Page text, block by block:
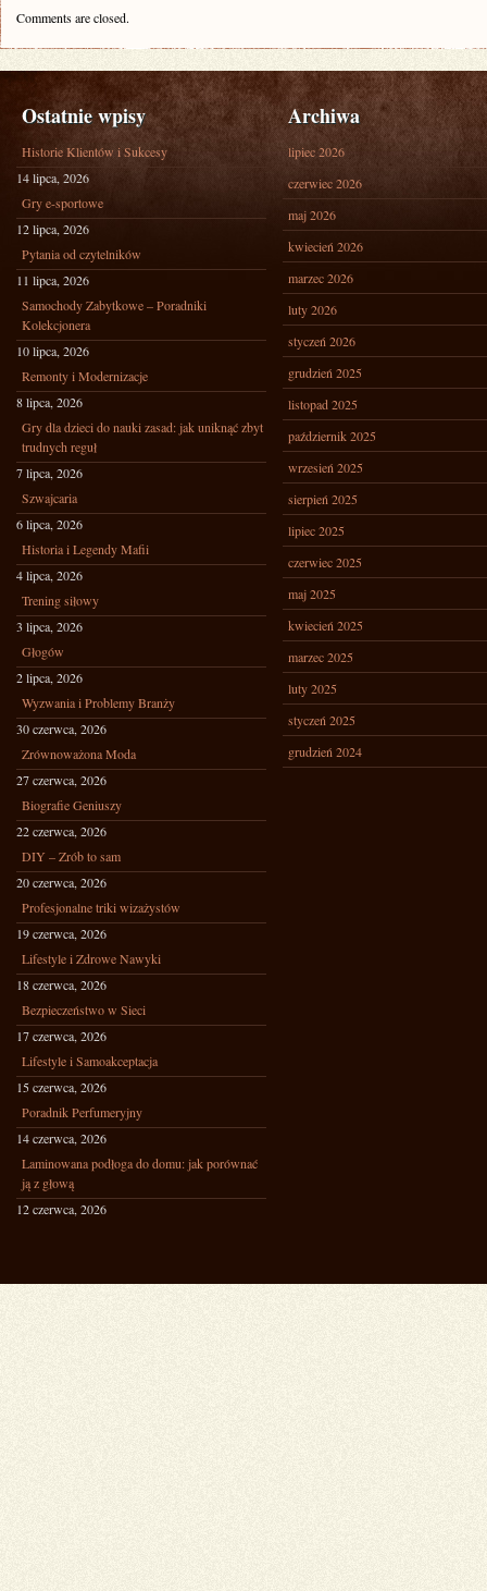
Comments are closed.
Ostatnie wpisy
Historie Klientów i Sukcesy
14 lipca, 2026
Gry e-sportowe
12 lipca, 2026
Pytania od czytelników
11 lipca, 2026
Samochody Zabytkowe – Poradniki
Kolekcjonera
10 lipca, 2026
Remonty i Modernizacje
8 lipca, 2026
Gry dla dzieci do nauki zasad: jak uniknąć zbyt
trudnych reguł
7 lipca, 2026
Szwajcaria
6 lipca, 2026
Historia i Legendy Mafii
4 lipca, 2026
Trening siłowy
3 lipca, 2026
Głogów
2 lipca, 2026
Wyzwania i Problemy Branży
30 czerwca, 2026
Zrównoważona Moda
27 czerwca, 2026
Biografie Geniuszy
22 czerwca, 2026
DIY – Zrób to sam
20 czerwca, 2026
Profesjonalne triki wizażystów
19 czerwca, 2026
Lifestyle i Zdrowe Nawyki
18 czerwca, 2026
Bezpieczeństwo w Sieci
17 czerwca, 2026
Lifestyle i Samoakceptacja
15 czerwca, 2026
Poradnik Perfumeryjny
14 czerwca, 2026
Laminowana podłoga do domu: jak porównać
ją z głową
12 czerwca, 2026
Archiwa
lipiec 2026
czerwiec 2026
maj 2026
kwiecień 2026
marzec 2026
luty 2026
styczeń 2026
grudzień 2025
listopad 2025
październik 2025
wrzesień 2025
sierpień 2025
lipiec 2025
czerwiec 2025
maj 2025
kwiecień 2025
marzec 2025
luty 2025
styczeń 2025
grudzień 2024